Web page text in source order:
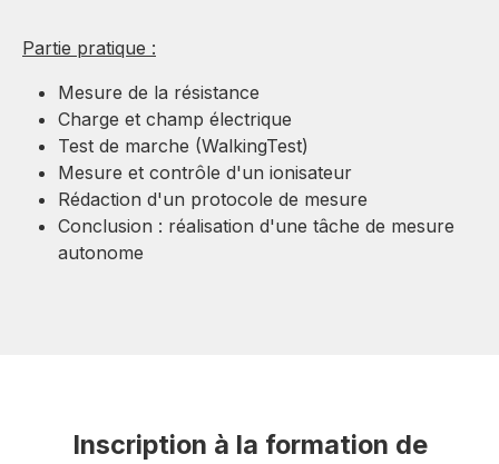
Partie pratique :
Mesure de la résistance
Charge et champ électrique
Test de marche (WalkingTest)
Mesure et contrôle d'un ionisateur
Rédaction d'un protocole de mesure
Conclusion : réalisation d'une tâche de mesure
autonome
Inscription à la formation de